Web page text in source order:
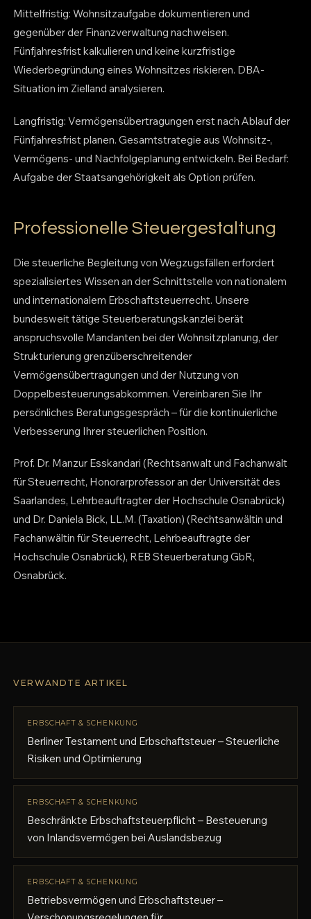
Mittelfristig: Wohnsitzaufgabe dokumentieren und
gegenüber der Finanzverwaltung nachweisen.
Fünfjahresfrist kalkulieren und keine kurzfristige
Wiederbegründung eines Wohnsitzes riskieren. DBA-
Situation im Zielland analysieren.
Langfristig: Vermögensübertragungen erst nach Ablauf der
Fünfjahresfrist planen. Gesamtstrategie aus Wohnsitz-,
Vermögens- und Nachfolgeplanung entwickeln. Bei Bedarf:
Aufgabe der Staatsangehörigkeit als Option prüfen.
Professionelle Steuergestaltung
Die steuerliche Begleitung von Wegzugsfällen erfordert
spezialisiertes Wissen an der Schnittstelle von nationalem
und internationalem Erbschaftsteuerrecht. Unsere
bundesweit tätige Steuerberatungskanzlei berät
anspruchsvolle Mandanten bei der Wohnsitzplanung, der
Strukturierung grenzüberschreitender
Vermögensübertragungen und der Nutzung von
Doppelbesteuerungsabkommen. Vereinbaren Sie Ihr
persönliches Beratungsgespräch – für die kontinuierliche
Verbesserung Ihrer steuerlichen Position.
Prof. Dr. Manzur Esskandari (Rechtsanwalt und Fachanwalt
für Steuerrecht, Honorarprofessor an der Universität des
Saarlandes, Lehrbeauftragter der Hochschule Osnabrück)
und Dr. Daniela Bick, LL.M. (Taxation) (Rechtsanwältin und
Fachanwältin für Steuerrecht, Lehrbeauftragte der
Hochschule Osnabrück), REB Steuerberatung GbR,
Osnabrück.
VERWANDTE ARTIKEL
ERBSCHAFT & SCHENKUNG
Berliner Testament und Erbschaftsteuer – Steuerliche
Risiken und Optimierung
ERBSCHAFT & SCHENKUNG
Beschränkte Erbschaftsteuerpflicht – Besteuerung
von Inlandsvermögen bei Auslandsbezug
ERBSCHAFT & SCHENKUNG
Betriebsvermögen und Erbschaftsteuer –